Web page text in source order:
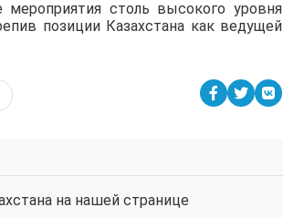
столь высокого уровня
позиции Казахстана как ведущей
на нашей странице